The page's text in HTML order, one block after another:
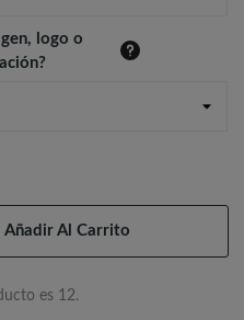
logo o
Añadir Al Carrito
es 12.